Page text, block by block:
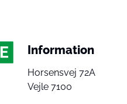
Information
Horsensvej 72A
Vejle 7100